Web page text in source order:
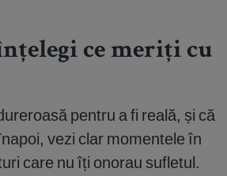
ce meriți cu
pentru a fi reală, și că
vezi clar momentele în
care nu îți onorau sufletul.